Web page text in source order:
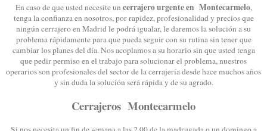
En caso de que usted necesite un cerrajero urgente en Montecarmelo,
tenga la confianza en nosotros, por rapidez, profesionalidad y precios que
ningún cerrajero en Madrid le podrá igualar, le daremos la solución a su
problema rápidamente para que pueda seguir con su rutina sin tener que
cambiar los planes del día. Nos acoplamos a su horario sin que usted tenga
que pedir permiso en el trabajo para solucionar el problema, nuestros
operarios son profesionales del sector de la cerrajería desde hace muchos años
y sin duda la solución será rápida y de su agrado.
Cerrajeros Montecarmelo